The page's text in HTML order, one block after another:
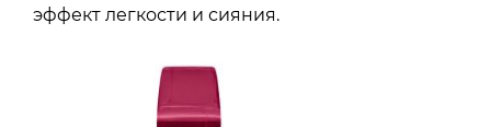
эффект легкости и сияния.